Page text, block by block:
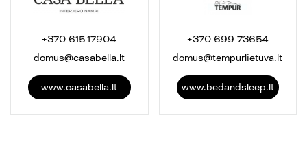
+370 615 17904
domus@casabella.lt
www.casabella.lt
+370 699 73654
domus@tempurlietuva.lt
www.bedandsleep.lt